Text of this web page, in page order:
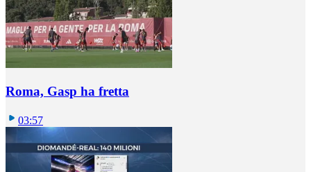
Roma, Gasp ha fretta
03:57